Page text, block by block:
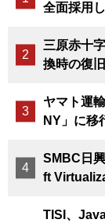
全面採用
三原赤十
換時の復
ヤマト運
NY」に移
SMBC日
ft
TISI、